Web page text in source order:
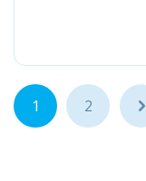
1 2 ...